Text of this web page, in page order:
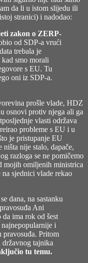
da li u istom slijedu ili
stranici) i nadodao:
zakon o ZERP-
od SDP-a vrući
trebala je
smo morali
s EU. Tu
oni iz SDP-a.
prošle vlade, HDZ
osnovi protiv njega ali ga
vlasti održava
probleme s EU i u
je pristupanje EU
nije stalo, dapače,
razloga se ne pomičemo
mojih omiljenih ministrica
sjednici vlade rekao
dana, na sastanku
Ani
ima rok od šest
i
pravosuđa. Pritom
državnog tajnika
tu temu.